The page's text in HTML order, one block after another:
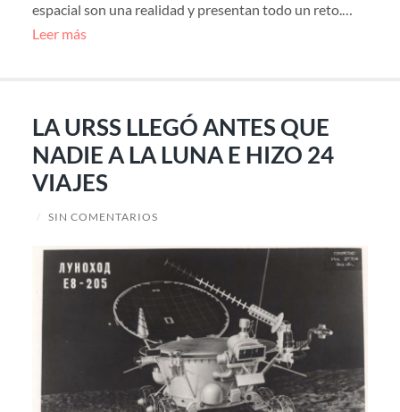
espacial son una realidad y presentan todo un reto.…
Leer más
LA URSS LLEGÓ ANTES QUE
NADIE A LA LUNA E HIZO 24
VIAJES
/ SIN COMENTARIOS